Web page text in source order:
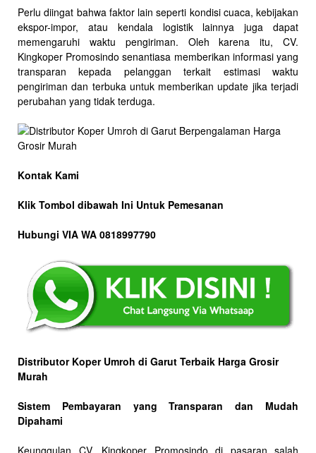
Perlu diingat bahwa faktor lain seperti kondisi cuaca, kebijakan
ekspor-impor, atau kendala logistik lainnya juga dapat
memengaruhi waktu pengiriman. Oleh karena itu, CV.
Kingkoper Promosindo senantiasa memberikan informasi yang
transparan kepada pelanggan terkait estimasi waktu
pengiriman dan terbuka untuk memberikan update jika terjadi
perubahan yang tidak terduga.
Kontak Kami
Klik Tombol dibawah Ini Untuk Pemesanan
Hubungi VIA WA 0818997790
Distributor Koper Umroh di Garut Terbaik Harga Grosir
Murah
Sistem Pembayaran yang Transparan dan Mudah
Dipahami
Keunggulan CV. Kingkoper Promosindo di pasaran salah